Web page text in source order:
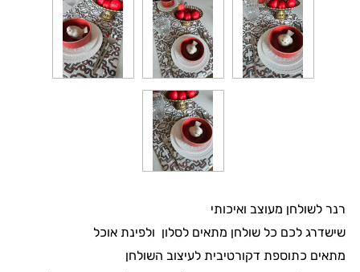
רנר לשולחן מעוצב ואיכותי
שישדרג לכם כל שולחן מתאים לסלון ולפינת אוכל
מתאים כתוספת דקורטיבית לעיצוב השולחן